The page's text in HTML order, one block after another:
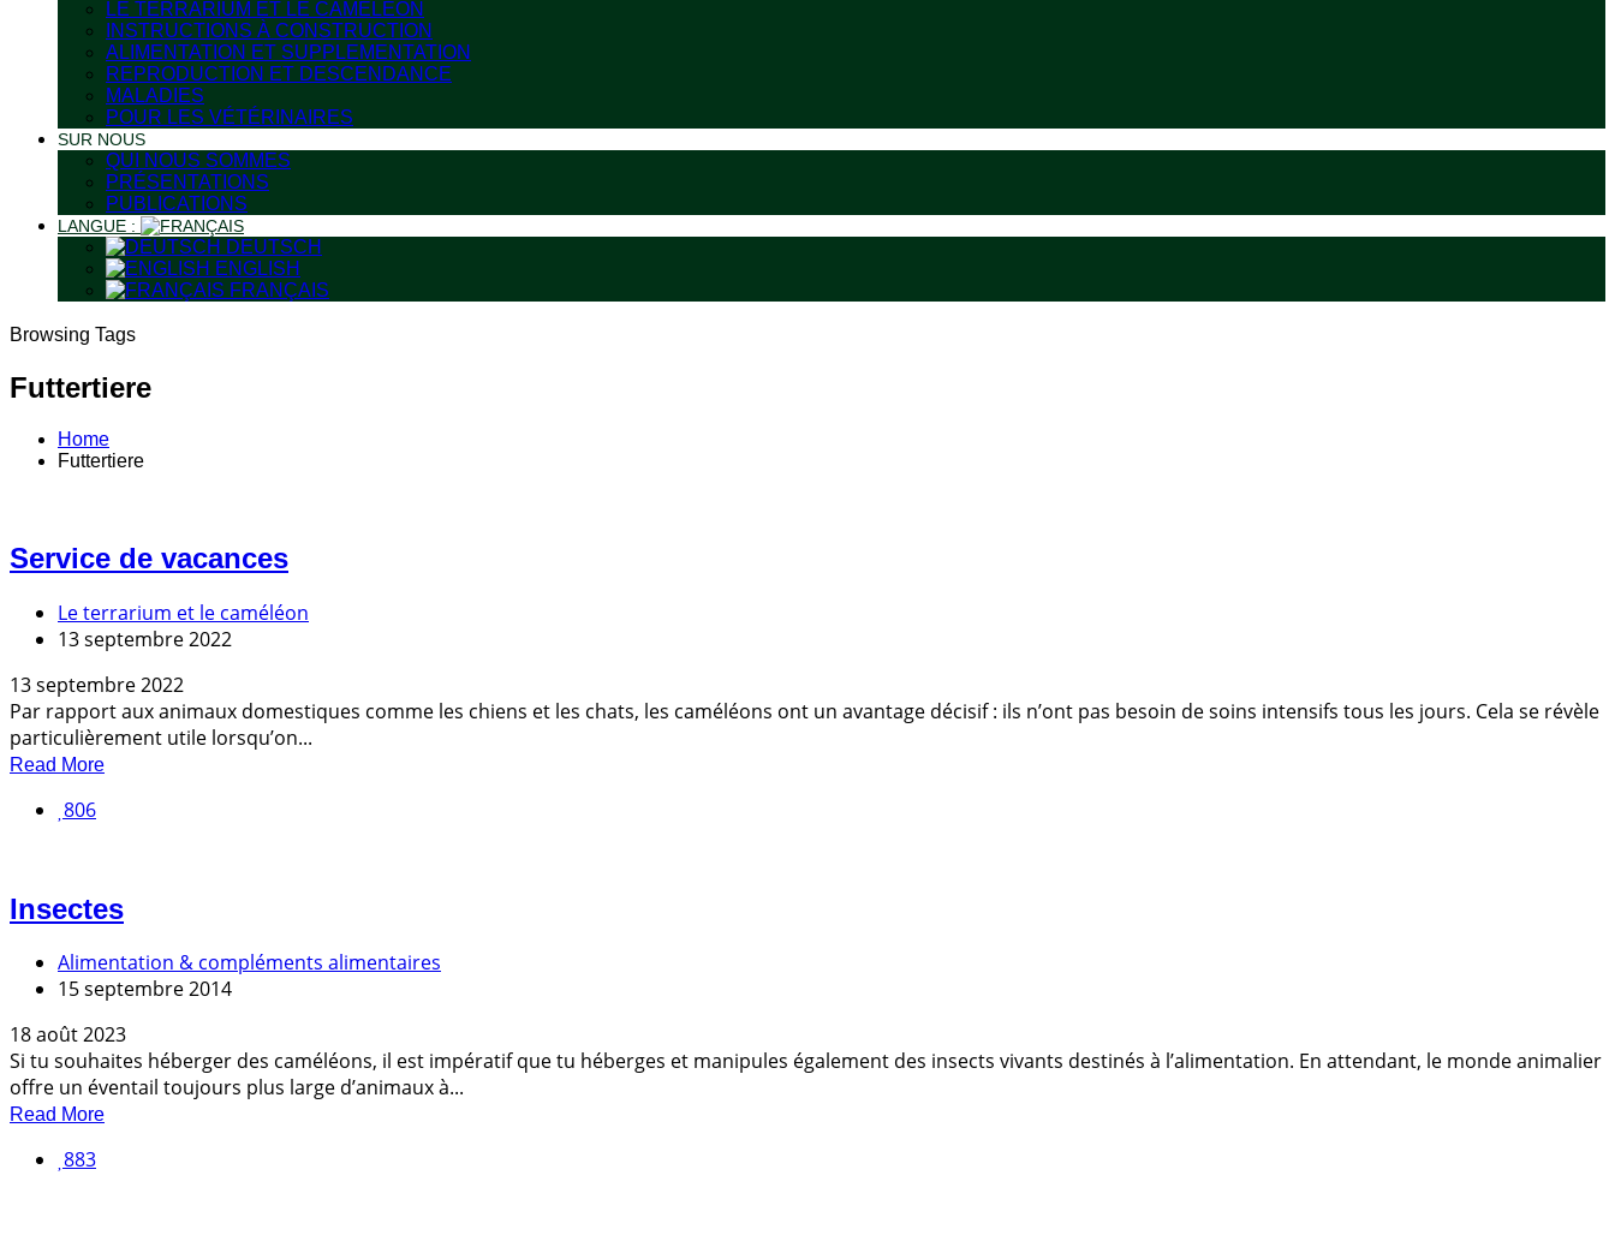
LE TERRARIUM ET LE CAMÉLÉON
INSTRUCTIONS À CONSTRUCTION
ALIMENTATION ET SUPPLEMENTATION
REPRODUCTION ET DESCENDANCE
MALADIES
POUR LES VÉTÉRINAIRES
SUR NOUS
QUI NOUS SOMMES
PRÉSENTATIONS
PUBLICATIONS
LANGUE :
DEUTSCH
ENGLISH
FRANÇAIS
Browsing Tags
Futtertiere
Home
Futtertiere
Service de vacances
Le terrarium et le caméléon
13 septembre 2022
13 septembre 2022
Par rapport aux animaux domestiques comme les chiens et les chats, les caméléons ont un avantage décisif : ils n’ont pas besoin de soins intensifs tous les jours. Cela se révèle
particulièrement utile lorsqu’on...
Read More
806
Insectes
Alimentation & compléments alimentaires
15 septembre 2014
18 août 2023
Si tu souhaites héberger des caméléons, il est impératif que tu héberges et manipules également des insects vivants destinés à l’alimentation. En attendant, le monde animalier
offre un éventail toujours plus large d’animaux à...
Read More
883